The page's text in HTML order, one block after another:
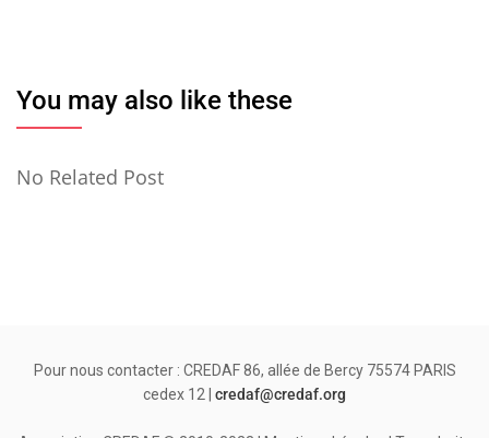
You may also like these
No Related Post
Pour nous contacter : CREDAF 86, allée de Bercy 75574 PARIS
cedex 12 | credaf@credaf.org